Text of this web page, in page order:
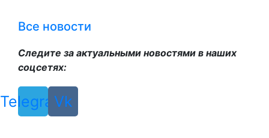
Все новости
Следите за актуальными новостями в наших
соцсетях:
Telegram
Vk